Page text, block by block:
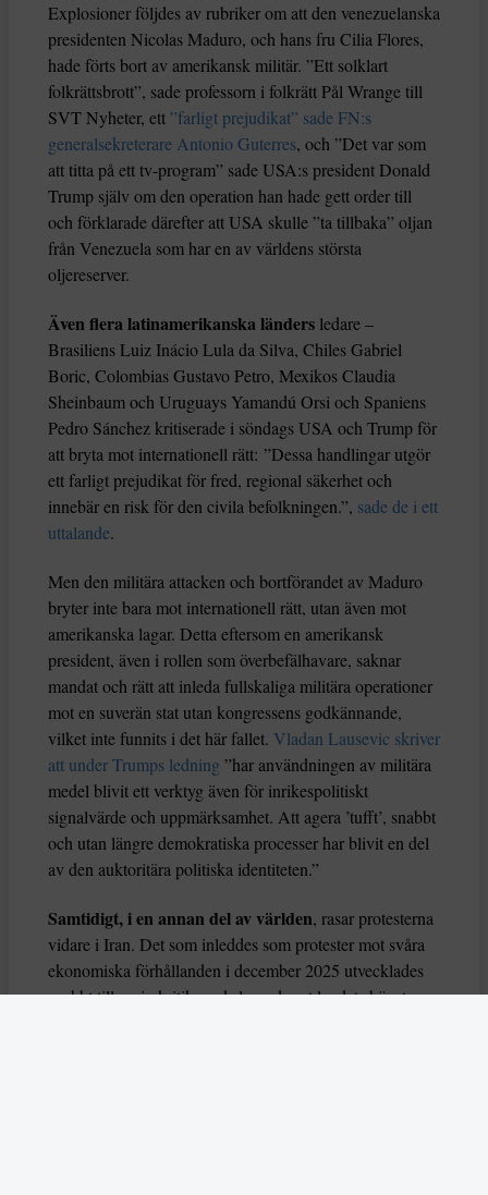
Explosioner följdes av rubriker om att den venezuelanska
presidenten Nicolas Maduro, och hans fru Cilia Flores,
hade förts bort av amerikansk militär. ”Ett solklart
folkrättsbrott”, sade professorn i folkrätt Pål Wrange till
SVT Nyheter, ett ”farligt prejudikat” sade FN:s
generalsekreterare Antonio Guterres, och ”Det var som
att titta på ett tv-program” sade USA:s president Donald
Trump själv om den operation han hade gett order till
och förklarade därefter att USA skulle ”ta tillbaka” oljan
från Venezuela som har en av världens största
oljereserver.
Även flera latinamerikanska länders ledare –
Brasiliens Luiz Inácio Lula da Silva, Chiles Gabriel
Boric, Colombias Gustavo Petro, Mexikos Claudia
Sheinbaum och Uruguays Yamandú Orsi och Spaniens
Pedro Sánchez kritiserade i söndags USA och Trump för
att bryta mot internationell rätt: ”Dessa handlingar utgör
ett farligt prejudikat för fred, regional säkerhet och
innebär en risk för den civila befolkningen.”, sade de i ett
uttalande.
Men den militära attacken och bortförandet av Maduro
bryter inte bara mot internationell rätt, utan även mot
amerikanska lagar. Detta eftersom en amerikansk
president, även i rollen som överbefälhavare, saknar
mandat och rätt att inleda fullskaliga militära operationer
mot en suverän stat utan kongressens godkännande,
vilket inte funnits i det här fallet. Vladan Lausevic skriver
att under Trumps ledning ”har användningen av militära
medel blivit ett verktyg även för inrikespolitiskt
signalvärde och uppmärksamhet. Att agera ’tufft’, snabbt
och utan längre demokratiska processer har blivit en del
av den auktoritära politiska identiteten.”
Samtidigt, i en annan del av världen, rasar protesterna
vidare i Iran. Det som inleddes som protester mot svåra
ekonomiska förhållanden i december 2025 utvecklades
snabbt till regimkritik med slagord mot landets högste